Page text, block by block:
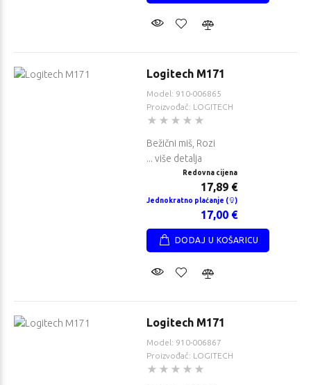
Logitech M171
Model: 910-006865
Proizvođač: LOGITECH
Bežični miš, Rozi
... više detalja
Redovna cijena
17,89 €
Jednokratno plaćanje ( )
17,00 €
DODAJ U KOŠARICU
Logitech M171
Model: 910-006867
Proizvođač: LOGITECH